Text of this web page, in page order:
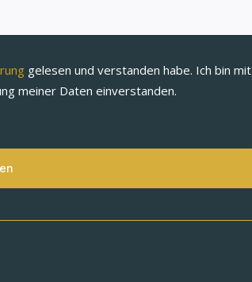
gelesen und verstanden habe. Ich bin mit
meiner Daten einverstanden.